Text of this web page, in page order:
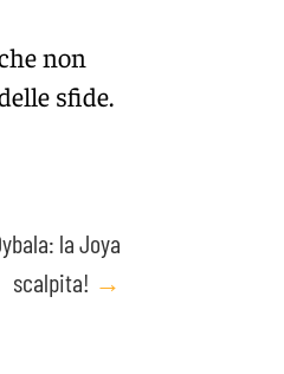
non
sfide.
la Joya
scalpita! →